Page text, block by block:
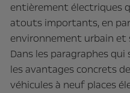
entièrement électriques
atouts importants, en
environnement urbain et
Dans les paragraphes
les avantages concrets
véhicules à neuf places